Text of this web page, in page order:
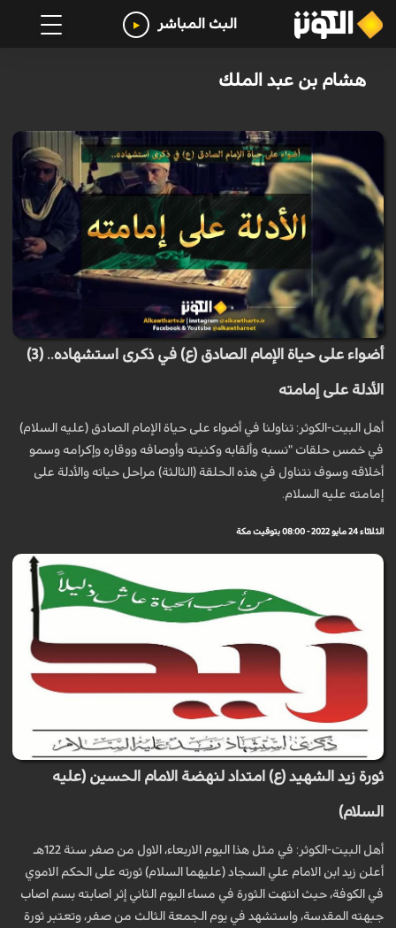
البث المباشر
هشام بن عبد الملك
أضواء على حياة الإمام الصادق (ع) في ذكرى استشهاده.. (3)
الأدلة على إمامته
أهل البيت-الكوثر: تناولنا في أضواء على حياة الإمام الصادق (عليه السلام)
في خمس حلقات "نسبه وألقابه وكنيته وأوصافه ووقاره وإكرامه وسمو
أخلاقه وسوف نتناول في هذه الحلقة (الثالثة) مراحل حياته والأدلة على
إمامته عليه السلام.
الثلاثاء 24 مايو 2022 - 08:00 بتوقيت مكة
ثورة زيد الشهيد (ع) امتداد لنهضة الامام الحسين (عليه
السلام)
أهل البيت-الكوثر: في مثل هذا اليوم الاربعاء، الاول من صفر سنة 122هـ
أعلن زيد ابن الامام علي السجاد (عليهما السلام) ثورته على الحكم الاموي
في الكوفة، حيث انتهت الثورة في مساء اليوم الثاني إثر اصابته بسم اصاب
جبهته المقدسة، واستشهد في يوم الجمعة الثالث من صفر، وتعتبر ثورة